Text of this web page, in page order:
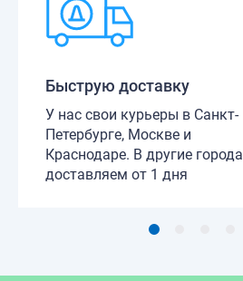
Быструю доставку
У нас свои курьеры в Санкт-
Петербурге, Москве и
Краснодаре. В другие города
доставляем от 1 дня